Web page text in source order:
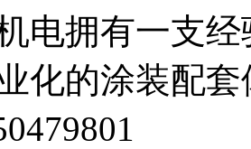
电拥有一支
化的涂装配